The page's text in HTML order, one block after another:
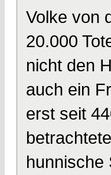
Volke von
20.000
nicht den
auch ein
erst seit
hunnische